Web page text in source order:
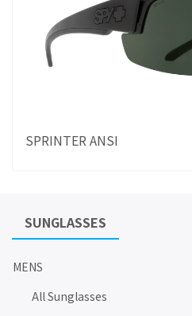
SPRINTER ANSI
SUNGLASSES
MENS
All Sunglasses